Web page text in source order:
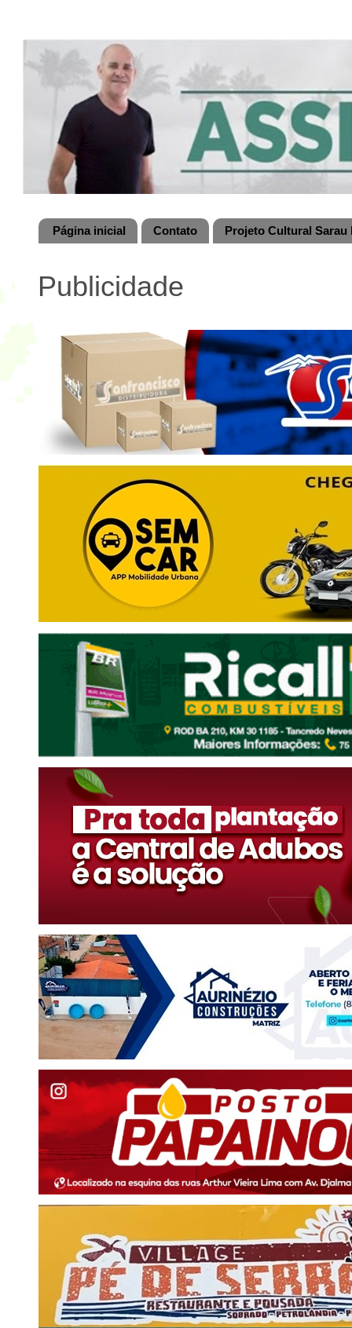
Página inicial Contato Projeto Cultural
Publicidade